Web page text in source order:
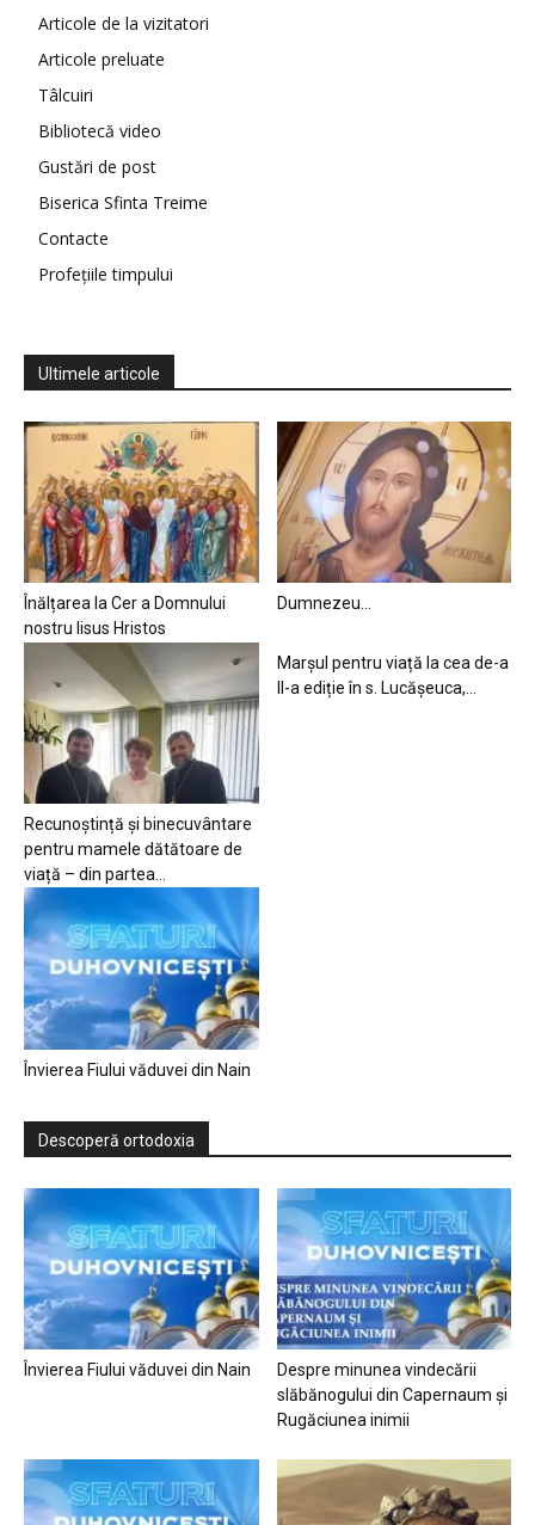
Articole de la vizitatori
Articole preluate
Tâlcuiri
Bibliotecă video
Gustări de post
Biserica Sfinta Treime
Contacte
Profețiile timpului
Ultimele articole
Înălțarea la Cer a Domnului
nostru Iisus Hristos
Dumnezeu…
Recunoștință și binecuvântare
pentru mamele dătătoare de
viață – din partea...
Marșul pentru viață la cea de-a
II-a ediție în s. Lucășeuca,...
Învierea Fiului văduvei din Nain
Descoperă ortodoxia
Învierea Fiului văduvei din Nain
Despre minunea vindecării
slăbănogului din Capernaum și
Rugăciunea inimii